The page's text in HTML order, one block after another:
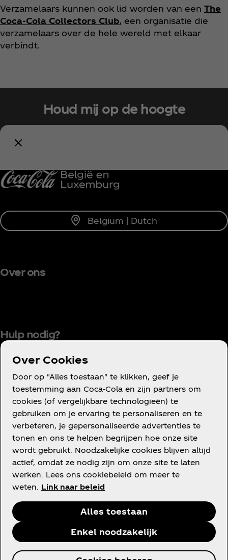
Verzamelaars kunnen ook lid worden van een The
Coca‑Cola Collectors Club, een organisatie die
verzamelaars over de hele wereld met elkaar
verbindt.
Houd mij op de hoogte
Meld je nu aan voor exclusieve toegang!
Belgium | Dutch
Over ons
Hulp nodig?
Gebruiksvoorwaarden
Mededinging
Privacyverklaring voor consumenten
Cookieverklaring
Cookie-instellingen
Toegankelijkheidsverklaring
Facebook
© 2026 The Coca‑Cola Company. All rights
Over Cookies
Door op "Alles toestaan" te klikken, geef je
toestemming aan Coca‑Cola en zijn partners om
cookies (of vergelijkbare technologieën) te
gebruiken om je ervaring te personaliseren en te
verbeteren, je gepersonaliseerde advertenties te
tonen en ons te helpen begrijpen hoe onze site
wordt gebruikt. Noodzakelijke cookies blijven altijd
actief, omdat ze nodig zijn om onze site te laten
werken. Lees ons cookiebeleid om meer te
weten. Link naar beleid
Alles toestaan
Enkel noodzakelijk